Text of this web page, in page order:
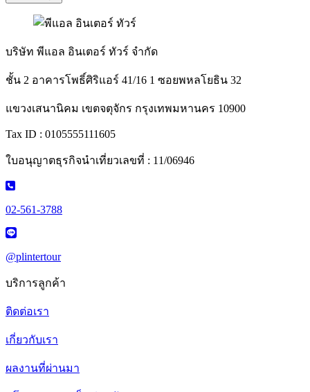
บริษัท พีแอล อินเตอร์ ทัวร์ จำกัด
ชั้น 2 อาคารโพธิ์ศิริแอร์ 41/16 1 ซอยพหลโยธิน 32
แขวงเสนานิคม เขตจตุจักร กรุงเทพมหานคร 10900
Tax ID : 0105555111605
ใบอนุญาตธุรกิจนำเที่ยวเลขที่ : 11/06946
02-561-3788
@plintertour
บริการลูกค้า
ติดต่อเรา
เกี่ยวกับเรา
ผลงานที่ผ่านมา